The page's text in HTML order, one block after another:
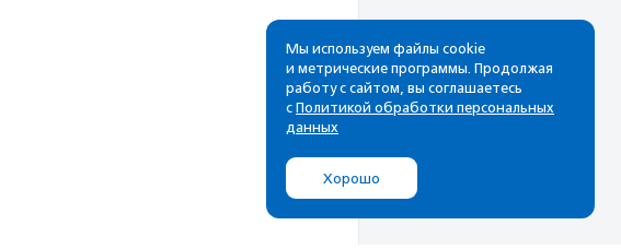
Мы используем файлы cookie
и метрические программы. Продолжая
работу с сайтом, вы соглашаетесь
с Политикой обработки персональных
данных
Хорошо